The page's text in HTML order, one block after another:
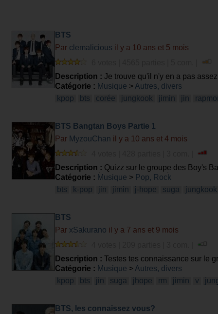
BTS
Par clemalicious il y a 10 ans et 5 mois
Description : Je trouve qu'il n'y en a pas
Catégorie : Musique > Autres, divers
kpop
bts corée jungkook jimin jin
BTS Bangtan Boys Partie 1
Par MyzouChan il y a 10 ans et 4 mois
Description : Quizz sur le groupe des Boy's
vu qu'il y a très peu de quiz, je décide d'en
Catégorie : Musique > Pop, Rock
bts
k-pop jin jimin j-hope suga jungkook
BTS
Par xSakurano il y a 7 ans et 9 mois
Description : Testes tes connaissance sur le
Catégorie : Musique > Autres, divers
kpop
bts jin suga jhope rm jimin v
BTS, les connaissez vous?